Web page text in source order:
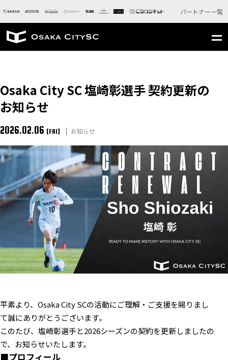
パートナー一覧
Osaka City SC 塩崎彰選手 契約更新の
お知らせ
2026.02.06 [FRI] お知らせ
平素より、Osaka City SCの活動にご理解・ご支援を賜りまし
て誠にありがとうございます。
このたび、塩崎彰選手と2026シーズンの契約を更新しましたの
で、お知らせいたします。
■プロフィール